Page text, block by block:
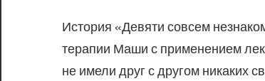
История «Девяти совсем
терапии Маши с применением
не имели друг с другом никаких